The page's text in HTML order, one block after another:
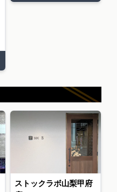
ストックラボ山梨甲府